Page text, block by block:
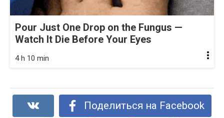
Pour Just One Drop on the Fungus —
Watch It Die Before Your Eyes
4 h 10 min
Поделиться на Facebook